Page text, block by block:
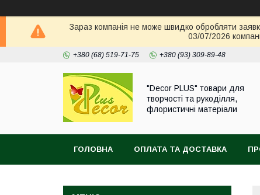
Зараз компанія не може швидко обробляти
03/07/2026
+380 (68) 519-71-75 +380 (93) 309-89-48
"Decor PLUS" товари для
творчості та рукоділля,
флористичні матеріали
ГОЛОВНА ОПЛАТА ТА ДОСТАВКА